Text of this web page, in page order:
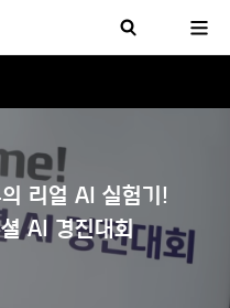
리얼 AI 실험기!
AI 경진대회
제 도입 가능한 수준 준비 마쳐